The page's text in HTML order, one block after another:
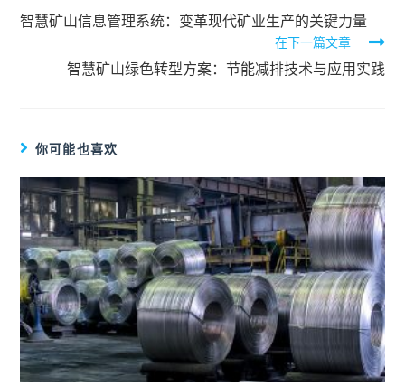
智慧矿山信息管理系统：变革现代矿业生产的关键力量
在下一篇文章
智慧矿山绿色转型方案：节能减排技术与应用实践
你可能也喜欢